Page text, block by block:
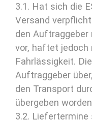
3.1. Hat sich die
Versand
den
vor, haftet jedoch
Fahrlässigkeit.
Auftraggeber
den Transport
übergeben
3.2. Liefertermine